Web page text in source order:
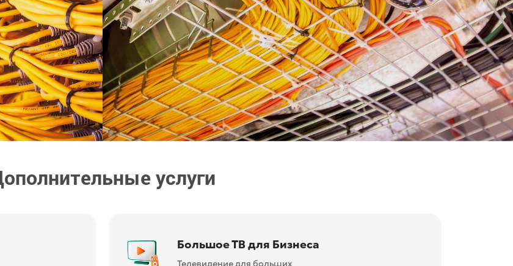
услуги
Авторизация в
беспроводной сети (wi-fi)